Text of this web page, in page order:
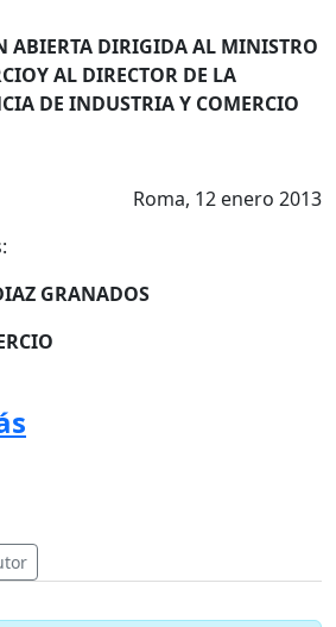
ABIERTA DIRIGIDA AL MINISTRO
Y AL DIRECTOR DE LA
DE INDUSTRIA Y COMERCIO
Roma, 12 enero 2013
GRANADOS
DE INDUSTRIA Y
intelectual de los artesanos
patrimonio emblemático nacional,
comercial perpetrada